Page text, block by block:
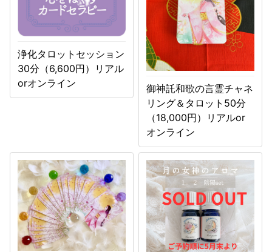
浄化タロットセッション
30分（6,600円）リアル
orオンライン
御神託和歌の言霊チャネ
リング＆タロット50分
（18,000円）リアルor
オンライン